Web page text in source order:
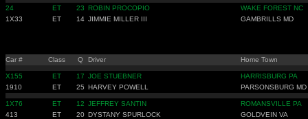
24 ET 23 ROBIN PROCOPIO
WAKE FOREST NC
1X33
ET 14 JIMMIE MILLER III GAMBRILLS MD
Car # Class Q Driver Home Town
X155 ET 17 JOE STUEBNER
HARRISBURG PA
1910
ET 25 HARVEY POWELL PARSONSBURG MD
1X76 ET 12 JEFFREY SANTIN
ROMANSVILLE PA
413
ET 20 DYSTANY SPURLOCK GOLDVEIN VA